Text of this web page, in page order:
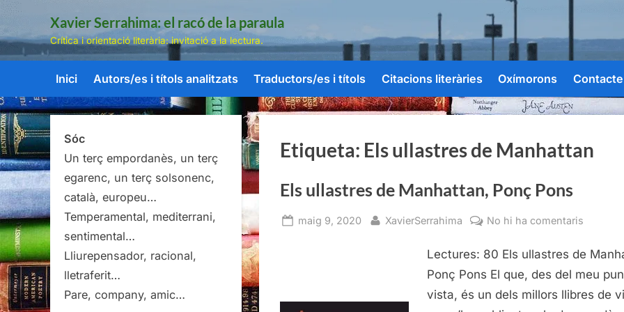
Skip
content
Xavier Serrahima: el racó de la paraula
Crítica i orientació literària: invitació a la lectura.
Inici Autors/es i títols analitzats Traductors/es i títols Citacions literàries Oxímorons Contacte
Etiqueta: Els ullastres de Manhattan
Els ullastres de Manhattan, Ponç Pons
Posted
maig 9, 2020 By
XavierSerrahima No hi ha comentaris
ullastres
de
Lectures: 80 Els ullastres de
Ponç Pons El que, des del meu
vista, és un dels millors llibres de
Sóc
Un terç empordanès, un terç
egarenc, un terç solsonenc,
català, europeu…
Temperamental, mediterrani,
sentimental…
Lliurepensador, racional,
lletraferit…
Pare, company, amic…